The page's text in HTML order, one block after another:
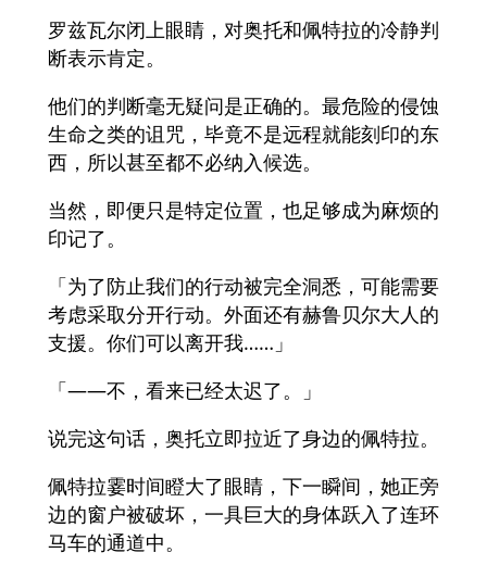
罗兹瓦尔闭上眼睛，对奥托和佩特拉的冷静判
断表示肯定。
他们的判断毫无疑问是正确的。最危险的侵蚀
生命之类的诅咒，毕竟不是远程就能刻印的东
西，所以甚至都不必纳入候选。
当然，即便只是特定位置，也足够成为麻烦的
印记了。
「为了防止我们的行动被完全洞悉，可能需要
考虑采取分开行动。外面还有赫鲁贝尔大人的
支援。你们可以离开我……」
「——不，看来已经太迟了。」
说完这句话，奥托立即拉近了身边的佩特拉。
佩特拉霎时间瞪大了眼睛，下一瞬间，她正旁
边的窗户被破坏，一具巨大的身体跃入了连环
马车的通道中。